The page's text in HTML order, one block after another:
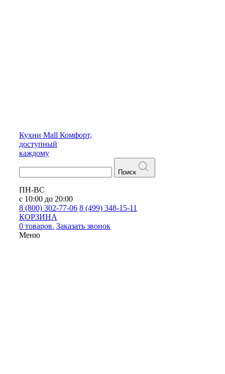
Кухни Mall Комфорт,
доступный
каждому
Поиск
ПН-ВС
с 10:00 до 20:00
8 (800) 302-77-06 8 (499) 348-15-11
КОРЗИНА
0 товаров. Заказать звонок
Меню